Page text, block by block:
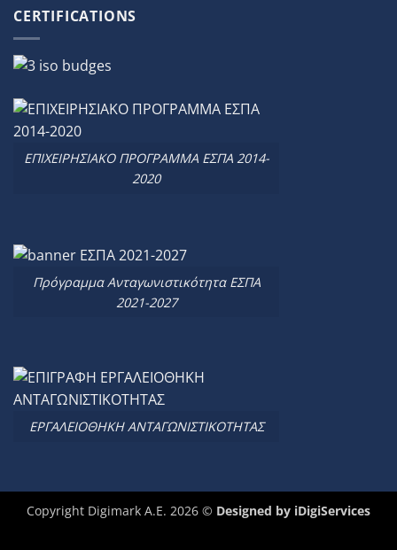
CERTIFICATIONS
ΕΠΙΧΕΙΡΗΣΙΑΚΟ ΠΡΟΓΡΑΜΜΑ ΕΣΠΑ 2014-
2020
Πρόγραμμα Ανταγωνιστικότητα ΕΣΠΑ
2021-2027
ΕΡΓΑΛΕΙΟΘΗΚΗ ΑΝΤΑΓΩΝΙΣΤΙΚΟΤΗΤΑΣ
Copyright Digimark A.E. 2026 © Designed by iDigiServices